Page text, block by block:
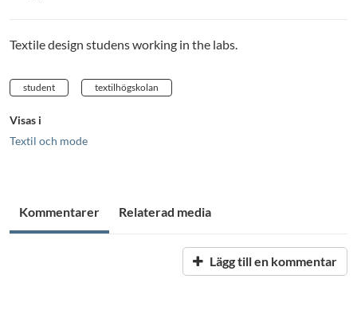
Textile design studens working in the labs.
student textilhögskolan
Visas i
Textil och mode
Kommentarer Relaterad media
Lägg till en kommentar